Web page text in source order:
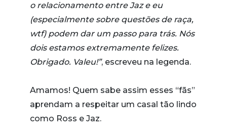
o relacionamento entre Jaz e eu
(especialmente sobre questões de raça,
wtf) podem dar um passo para trás. Nós
dois estamos extremamente felizes.
Obrigado. Valeu!”, escreveu na legenda.
Amamos! Quem sabe assim esses “fãs”
aprendam a respeitar um casal tão lindo
como Ross e Jaz.